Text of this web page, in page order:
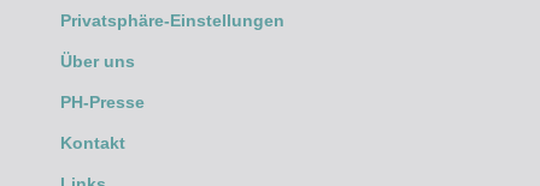
Privatsphäre-Einstellungen
Über uns
PH-Presse
Kontakt